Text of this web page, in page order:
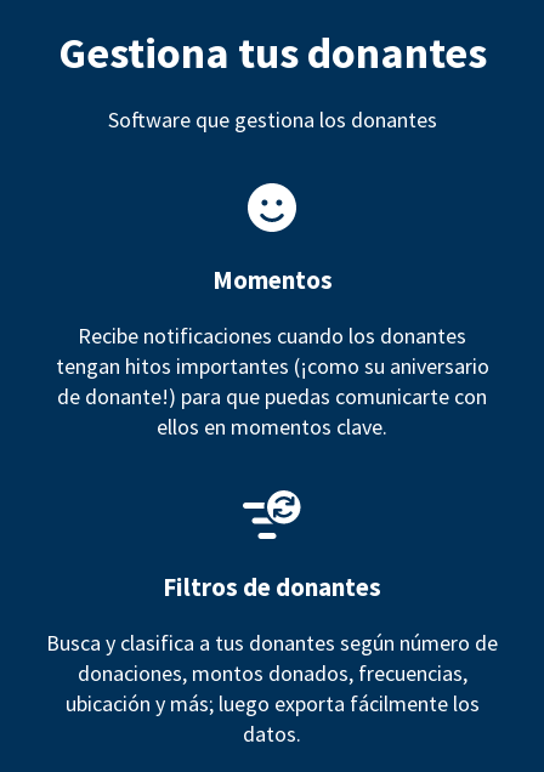
Gestiona tus donantes
Software que gestiona los donantes
Momentos
Recibe notificaciones cuando los donantes
tengan hitos importantes (¡como su aniversario
de donante!) para que puedas comunicarte con
ellos en momentos clave.
Filtros de donantes
Busca y clasifica a tus donantes según número de
donaciones, montos donados, frecuencias,
ubicación y más; luego exporta fácilmente los
datos.